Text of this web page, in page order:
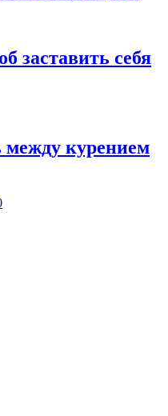
заставить себя
курением